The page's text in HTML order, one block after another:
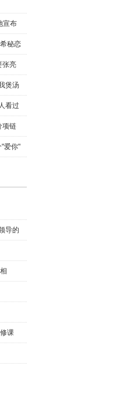
宣布
秘恋
张亮
煲汤
看过
项链
爱你"
导的
课